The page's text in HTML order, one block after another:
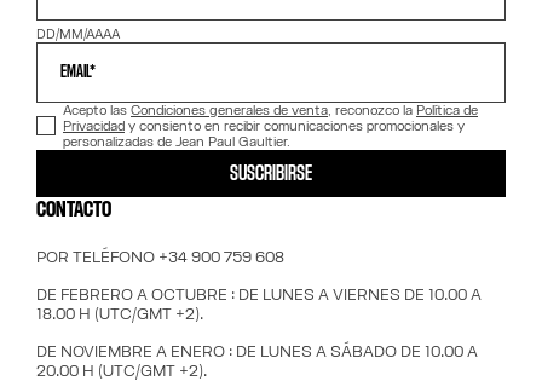
DD/MM/AAAA
EMAIL*
Acepto las Condiciones generales de venta , reconozco la Política de
Privacidad y consiento en recibir comunicaciones promocionales y
personalizadas de Jean Paul Gaultier.
SUSCRIBIRSE
CONTACTO
POR TELÉFONO +34 900 759 608
DE FEBRERO A OCTUBRE : DE LUNES A VIERNES DE 10.00 A
18.00 H (UTC/GMT +2).
DE NOVIEMBRE A ENERO : DE LUNES A SÁBADO DE 10.00 A
20.00 H (UTC/GMT +2).